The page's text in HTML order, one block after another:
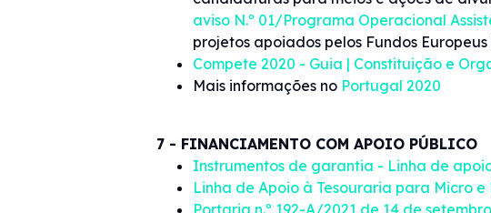
aviso N.º 01/Programa Operacional
projetos apoiados pelos Fundos
Compete 2020 - Guia | Constituição e
Mais informações no Portugal 2020
7 - FINANCIAMENTO COM APOIO PÚBLICO
Instrumentos de garantia - Linha de
Linha de Apoio à Tesouraria para Micro e